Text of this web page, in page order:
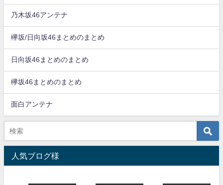
乃木坂46アンテナ
欅坂/日向坂46まとめのまとめ
日向坂46まとめのまとめ
欅坂46まとめのまとめ
面白アンテナ
人気ブログ様